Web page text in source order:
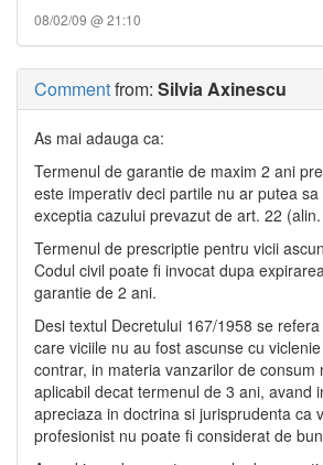
08/02/09 @ 21:10
Commentfrom: Silvia Axinescu
As mai adauga ca:
Termenul de garantie de maxim 2 ani
este imperativ deci partile nu ar putea
exceptia cazului prevazut de art. 22
Termenul de prescriptie pentru vicii
Codul civil poate fi invocat dupa
garantie de 2 ani.
Desi textul Decretului 167/1958 se
care viciile nu au fost ascunse cu
contrar, in materia vanzarilor de consum
aplicabil decat termenul de 3 ani, avand
apreciaza in doctrina si jurisprudenta ca
profesionist nu poate fi considerat de